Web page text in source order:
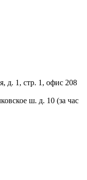
д. 1, стр. 1, офис 208
ш. д. 10 (за час